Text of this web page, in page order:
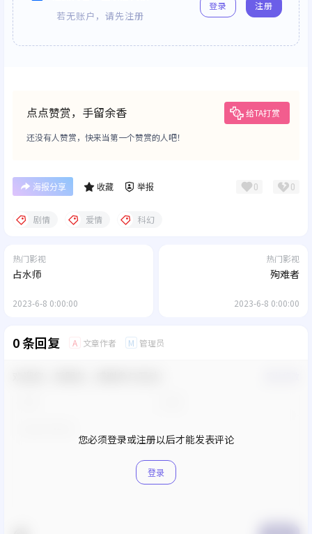
若无账户，请先注册
登录 注册
点点赞赏，手留余香 给TA打赏
还没有人赞赏，快来当第一个赞赏的人吧！
海报分享 收藏 举报 0 0
剧情 爱情 科幻
热门影视
占水师
2023-6-8 0:00:00
热门影视
殉难者
2023-6-8 0:00:00
0 条回复 A 文章作者 M 管理员
您必须登录或注册以后才能发表评论
登录